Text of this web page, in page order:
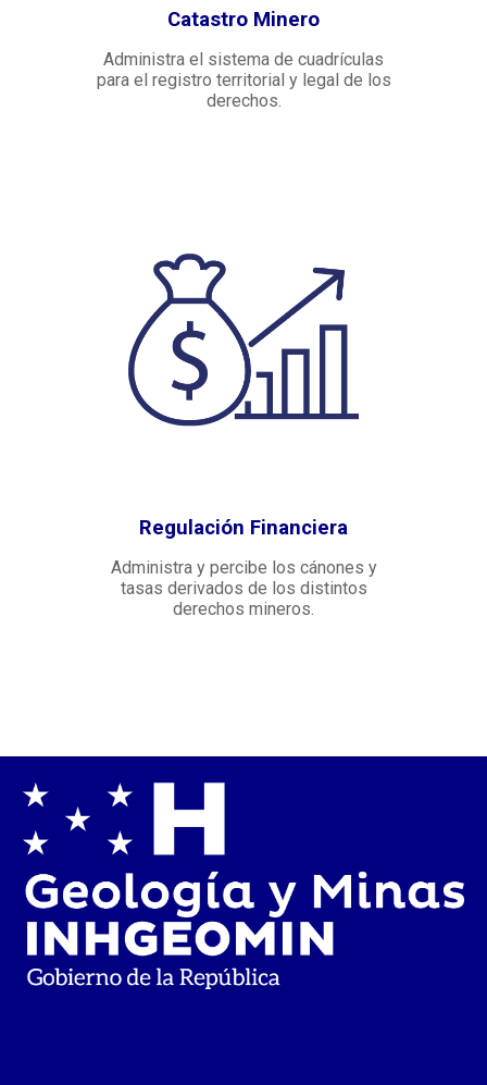
Catastro Minero
Administra el sistema de cuadrículas
para el registro territorial y legal de los
derechos.
Regulación Financiera
Administra y percibe los cánones y
tasas derivados de los distintos
derechos mineros.